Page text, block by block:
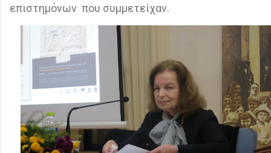
επιστημόνων που συμμετείχαν.